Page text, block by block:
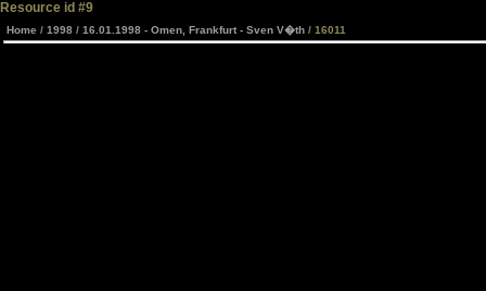
Resource id #9
Home / 1998 / 16.01.1998 - Omen, Frankfurt - Sven V�th / 16011